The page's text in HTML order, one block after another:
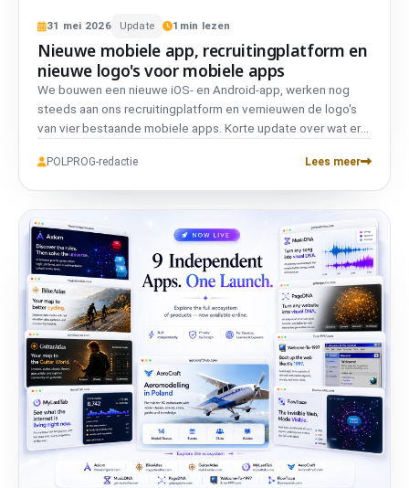
31 mei 2026 Update 1 min lezen
Nieuwe mobiele app, recruitingplatform en
nieuwe logo's voor mobiele apps
We bouwen een nieuwe iOS- en Android-app, werken nog
steeds aan ons recruitingplatform en vernieuwen de logo's
van vier bestaande mobiele apps. Korte update over wat er
POLPROG-redactie Lees meer